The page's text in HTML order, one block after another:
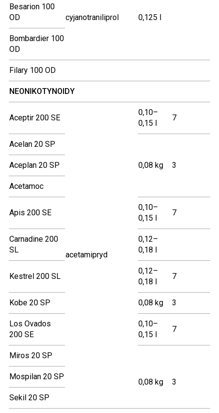
cyjanotraniliprol 0,125 l
Besarion 100
OD
Bombardier 100
OD
Filary 100 OD
NEONIKOTYNOIDY
Aceptir 200 SE
acetamipryd
0,10–
0,15 l
7
Acelan 20 SP
0,08 kg 3
Aceplan 20 SP
Acetamoc
Apis 200 SE
0,10–
0,15 l
7
Carnadine 200
SL
0,12–
0,18 l
Kestrel 200 SL
0,12–
0,18 l
7
Kobe 20 SP 0,08 kg 3
Los Ovados
200 SE
0,10–
0,15 l
7
Miros 20 SP
0,08 kg 3
Mospilan 20 SP
Sekil 20 SP